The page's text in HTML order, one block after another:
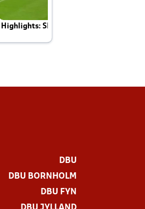
Highlights: Skotland - Danmark 4-2
DBU
DBU BORNHOLM
DBU FYN